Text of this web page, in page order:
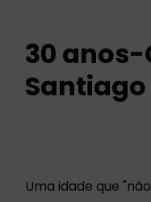
30
Santiago
Uma idade que